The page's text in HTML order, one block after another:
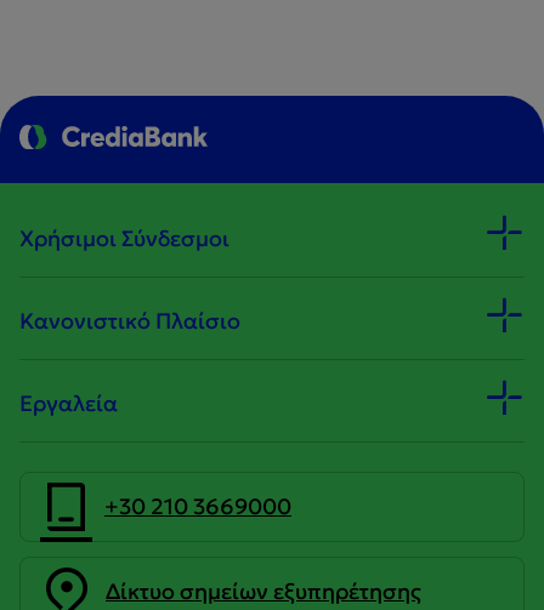
Χρήσιμοι Σύνδεσμοι
Κανονιστικό Πλαίσιο
Εργαλεία
+30 210 3669000
Δίκτυο σημείων εξυπηρέτησης